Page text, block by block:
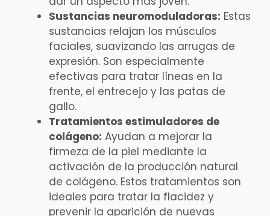
Sustancias neuromoduladoras: Estas
sustancias relajan los músculos
faciales, suavizando las arrugas de
expresión. Son especialmente
efectivas para tratar líneas en la
frente, el entrecejo y las patas de
gallo.
Tratamientos estimuladores de
colágeno: Ayudan a mejorar la
firmeza de la piel mediante la
activación de la producción natural
de colágeno. Estos tratamientos son
ideales para tratar la flacidez y
prevenir la aparición de nuevas